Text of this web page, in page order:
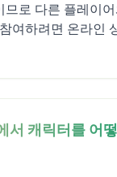
므로 다른 플레이
여하려면 온라인
서 캐릭터를 어